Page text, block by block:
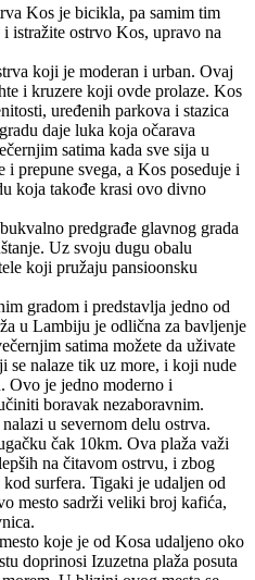
Kos je bicikla, pa samim tim
istražite ostrvo Kos, upravo na
koji je moderan i urban. Ovaj
i kruzere koji ovde prolaze. Kos
uređenih parkova i stazica
daje luka koja očarava
satima kada sve sija u
prepune svega, a Kos poseduje i
koja takođe krasi ovo divno
predgrađe glavnog grada
Uz svoju dugu obalu
koji pružaju pansioonsku
gradom i predstavlja jedno od
u Lambiju je odlična za bavljenje
satima možete da uživate
se nalaze tik uz more, i koji nude
Ovo je jedno moderno i
boravak nezaboravnim.
u severnom delu ostrva.
čak 10km. Ova plaža važi
na čitavom ostrvu, i zbog
surfera. Tigaki je udaljen od
mesto sadrži veliki broj kafića,
koje je od Kosa udaljeno oko
doprinosi Izuzetna plaža posuta